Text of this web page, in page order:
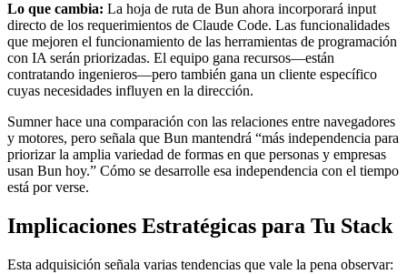
Lo que cambia: La hoja de ruta de Bun ahora incorporará input
directo de los requerimientos de Claude Code. Las funcionalidades
que mejoren el funcionamiento de las herramientas de programación
con IA serán priorizadas. El equipo gana recursos—están
contratando ingenieros—pero también gana un cliente específico
cuyas necesidades influyen en la dirección.
Sumner hace una comparación con las relaciones entre navegadores
y motores, pero señala que Bun mantendrá “más independencia para
priorizar la amplia variedad de formas en que personas y empresas
usan Bun hoy.” Cómo se desarrolle esa independencia con el tiempo
está por verse.
Implicaciones Estratégicas para Tu Stack
Esta adquisición señala varias tendencias que vale la pena observar: